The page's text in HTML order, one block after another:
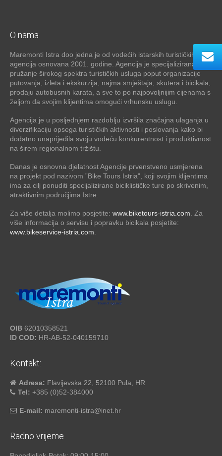
O nama
Maremonti Istra doo jedna je od vodećih istarskih turističkih
agencija osnovana 2001. godine. Agencija je specijalizirana za
pružanje širokog spektra turističkih usluga poput organizacije
putovanja, izleta i ekskurzija, najma smještaja, skutera i bicikala,
prodaju autobusnih karata, a sve to po najpovoljnijim cijenama s
željom da svojim klijentima omogući vrhunsku uslugu.
Agencija je u posljednjem razdoblju izvršila značajna ulaganja u
diverzifikaciju opsega turističkih aktivnosti i poslovanja kako bi
dodatno unaprijedila svoju vodeću konkurentnost i produktivnost
na širem regionalnom tržištu.
Danas je osnovna djelatnost Agencije prvenstveno usmjerena
na projekt pod nazivom ”Bike Tours Istria”, koji svojim klijentima
ima za cilj ponuditi specijalizirane biciklističke ture po skrivenim,
atraktivnim područjima Istre.
Za više detalja molimo posjetite: www.biketours-istria.com . Za
više informacija o servisu i popravku bicikala posjetite:
www.bikeservice-istria.com
OIB 62010358521
ID COD: HR-AB-52-040159710
Kontakt:
Adresa: Flavijevska 22, 52100 Pula, HR
Tel: +385 (0)52-384000
E-mail: maremonti-istra@inet.hr
Radno vrijeme